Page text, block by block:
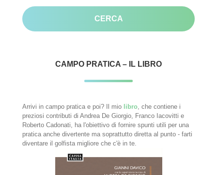
CAMPO PRATICA – IL LIBRO
Arrivi in campo pratica e poi? Il mio libro , che contiene i
preziosi contributi di Andrea De Giorgio, Franco Iacovitti e
Roberto Cadonati, ha l'obiettivo di fornire spunti utili per una
pratica anche divertente ma soprattutto diretta al punto - farti
diventare il golfista migliore che c'è in te.